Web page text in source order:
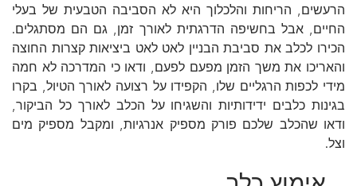
הרעשים, הריחות והלכלוך היא לא הסביבה הטבעית של בעלי
החיים, אבל בחשיפה הדרגתית לאורך זמן, גם הם מסתגלים.
הכירו לכלב את סביבת הבניין לאט לאט ביציאות קצרות החוצה
והאריכו את משך הזמן מפעם לפעם, ודאו כי המדרכה לא חמה
מידי לכפות הרגליים שלו, הקפידו על רצועה לאורך הטיול, בקרו
בגינות כלבים ידידותיות והשגיחו על הכלב לאורך כל הביקור,
ודאו שהכלב שלכם פורק מספיק אנרגיות, ומקבל מספיק מים
וצל.